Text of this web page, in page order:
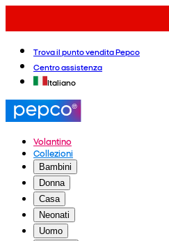
Trova il punto vendita Pepco
Centro assistenza
Italiano
Volantino
Collezioni
Bambini
Donna
Casa
Neonati
Uomo